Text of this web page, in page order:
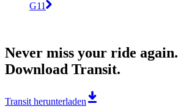
G11
Never miss your ride again.
Download Transit.
Transit herunterladen